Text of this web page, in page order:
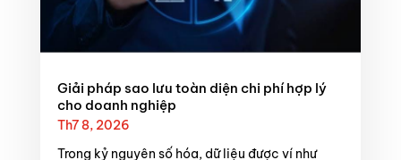
Giải pháp sao lưu toàn diện chi phí hợp lý
cho doanh nghiệp
Th7 8, 2026
Trong kỷ nguyên số hóa, dữ liệu được ví như